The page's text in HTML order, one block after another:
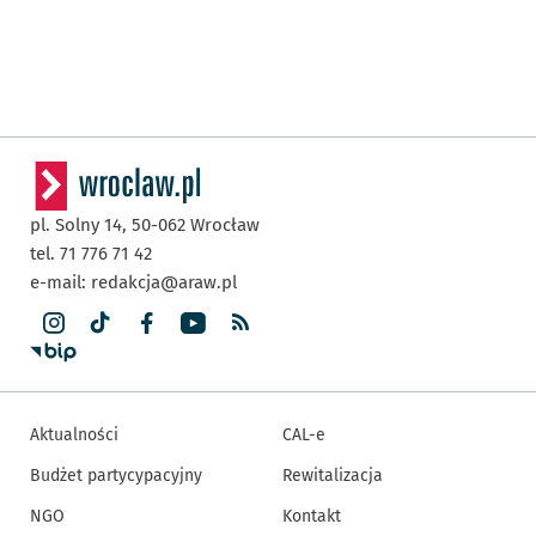
pl. Solny 14, 50-062 Wrocław
tel. 71 776 71 42
e-mail: redakcja@araw.pl
Aktualności
Budżet partycypacyjny
NGO
CAL-e
Rewitalizacja
Kontakt